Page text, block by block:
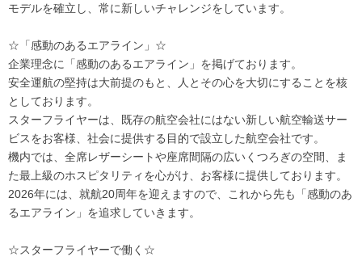
モデルを確立し、常に新しいチャレンジをしています。
☆「感動のあるエアライン」☆
企業理念に「感動のあるエアライン」を掲げております。
安全運航の堅持は大前提のもと、人とその心を大切にすることを核
としております。
スターフライヤーは、既存の航空会社にはない新しい航空輸送サー
ビスをお客様、社会に提供する目的で設立した航空会社です。
機内では、全席レザーシートや座席間隔の広いくつろぎの空間、ま
た最上級のホスピタリティを心がけ、お客様に提供しております。
2026年には、就航20周年を迎えますので、これから先も「感動のあ
るエアライン」を追求していきます。
☆スターフライヤーで働く☆